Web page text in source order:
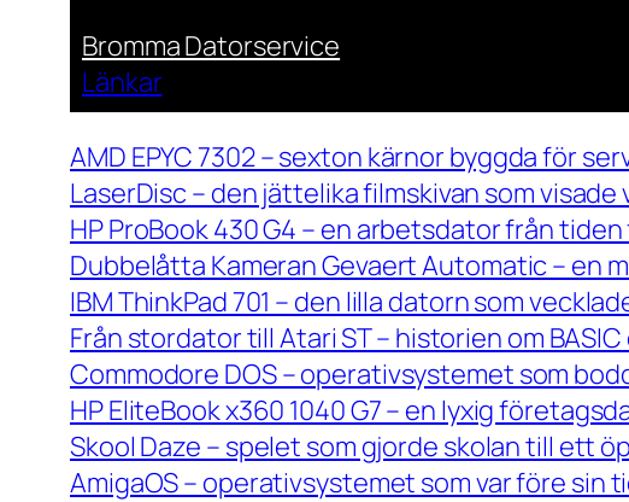
Bromma Datorservice
Länkar
AMD EPYC 7302 – sexton kärnor byggda för
LaserDisc – den jättelika filmskivan som visade
HP ProBook 430 G4 – en arbetsdator från tiden
Dubbelåtta Kameran Gevaert Automatic – en
IBM ThinkPad 701 – den lilla datorn som
Från stordator till Atari ST – historien om BASIC
Commodore DOS – operativsystemet som
HP EliteBook x360 1040 G7 – en lyxig
Skool Daze – spelet som gjorde skolan till ett
AmigaOS – operativsystemet som var före sin